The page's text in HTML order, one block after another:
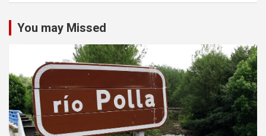
You may Missed